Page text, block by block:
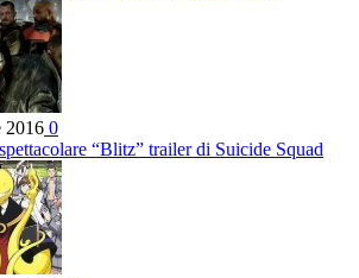
2016 0
“Blitz” trailer di Suicide Squad